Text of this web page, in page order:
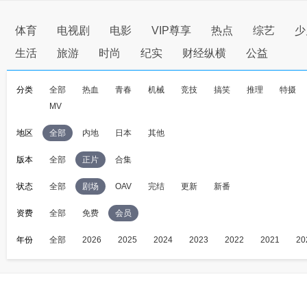
体育 电视剧 电影 VIP尊享 热点 综艺
生活
旅游 时尚 纪实 财经纵横 公益
分类 全部 热血 青春 机械 竞技 搞笑 推理
特摄
MV
地区 全部 内地 日本 其他
版本 全部 正片 合集
状态 全部 剧场 OAV 完结 更新 新番
资费 全部 免费 会员
年份 全部 2026 2025 2024 2023 2022 2021